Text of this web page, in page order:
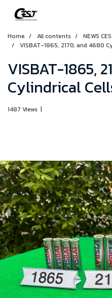
Home All contents
NEWS
VISBAT-1865, 2170, and 4680
VISBAT-1865,
Cylindrical
1487 Views |